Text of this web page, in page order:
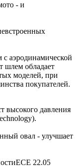
- и
аэродинамической
шлем обладает
моделей, при
покупателей.
высокого давления
овал - улучшает
22.05